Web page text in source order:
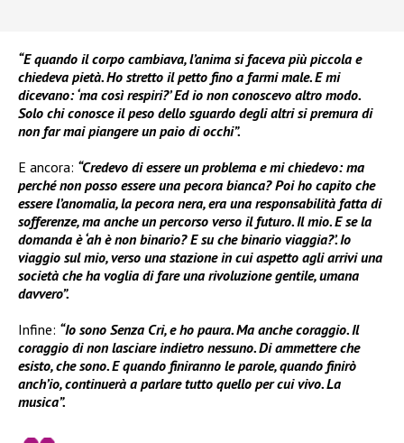
“E quando il corpo cambiava, l’anima si faceva più piccola e
chiedeva pietà. Ho stretto il petto fino a farmi male. E mi
dicevano: ‘ma così respiri?’ Ed io non conoscevo altro modo.
Solo chi conosce il peso dello sguardo degli altri si premura di
non far mai piangere un paio di occhi”.
E ancora: “Credevo di essere un problema e mi chiedevo: ma
perché non posso essere una pecora bianca? Poi ho capito che
essere l’anomalia, la pecora nera, era una responsabilità fatta di
sofferenze, ma anche un percorso verso il futuro. Il mio. E se la
domanda è ‘ah è non binario? E su che binario viaggia?’. Io
viaggio sul mio, verso una stazione in cui aspetto agli arrivi una
società che ha voglia di fare una rivoluzione gentile, umana
davvero”.
Infine: “Io sono Senza Cri, e ho paura. Ma anche coraggio. Il
coraggio di non lasciare indietro nessuno. Di ammettere che
esisto, che sono. E quando finiranno le parole, quando finirò
anch’io, continuerà a parlare tutto quello per cui vivo. La
musica”.